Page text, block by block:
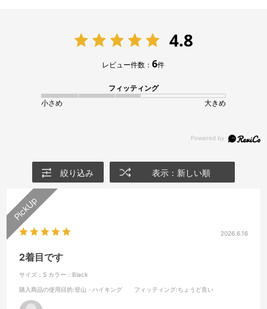
4.8
レビュー件数：6件
フィッティング
小さめ
大きめ
絞り込み 表示：新しい順
2026.6.16
2着目です
サイズ：S カラー：Black
購入商品の使用目的:登山・ハイキング フィッティング:ちょうど良い